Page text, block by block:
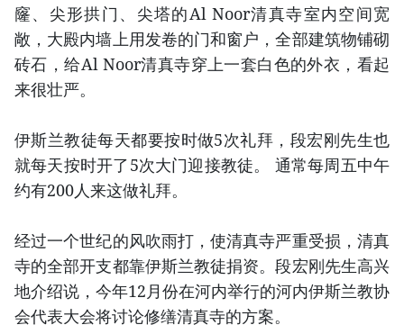
窿、尖形拱门、尖塔的Al Noor清真寺室内空间宽
敞，大殿内墙上用发卷的门和窗户，全部建筑物铺砌
砖石，给Al Noor清真寺穿上一套白色的外衣，看起
来很壮严。
伊斯兰教徒每天都要按时做5次礼拜，段宏刚先生也
就每天按时开了5次大门迎接教徒。 通常每周五中午
约有200人来这做礼拜。
经过一个世纪的风吹雨打，使清真寺严重受损，清真
寺的全部开支都靠伊斯兰教徒捐资。段宏刚先生高兴
地介绍说，今年12月份在河内举行的河内伊斯兰教协
会代表大会将讨论修缮清真寺的方案。